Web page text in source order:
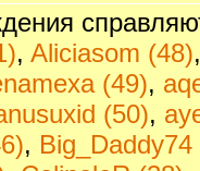
, Aliciasom (48)
(49),
(50),
, Big_Daddy74